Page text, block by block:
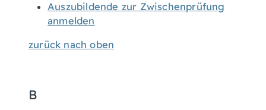
Auszubildende zur Zwischenprüfung
anmelden
zurück nach oben
B